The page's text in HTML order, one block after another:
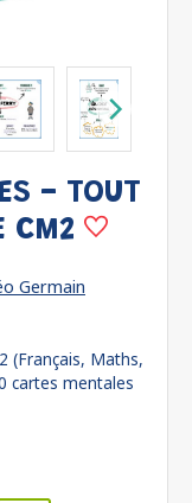
- TOUT
CM2
Germain
(Français, Maths,
cartes mentales